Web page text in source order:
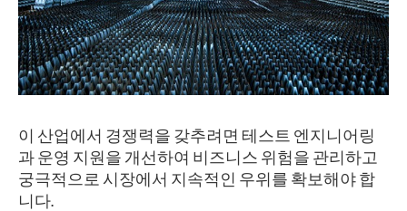
이 산업에서 경쟁력을 갖추려면 테스트 엔지니어링
과 운영 지원을 개선하여 비즈니스 위험을 관리하고
궁극적으로 시장에서 지속적인 우위를 확보해야 합
니다.